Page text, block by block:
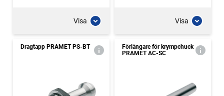
Visa Visa
Dragtapp PRAMET PS-BT
Förlängare för krympchuck
PRAMET AC-SC